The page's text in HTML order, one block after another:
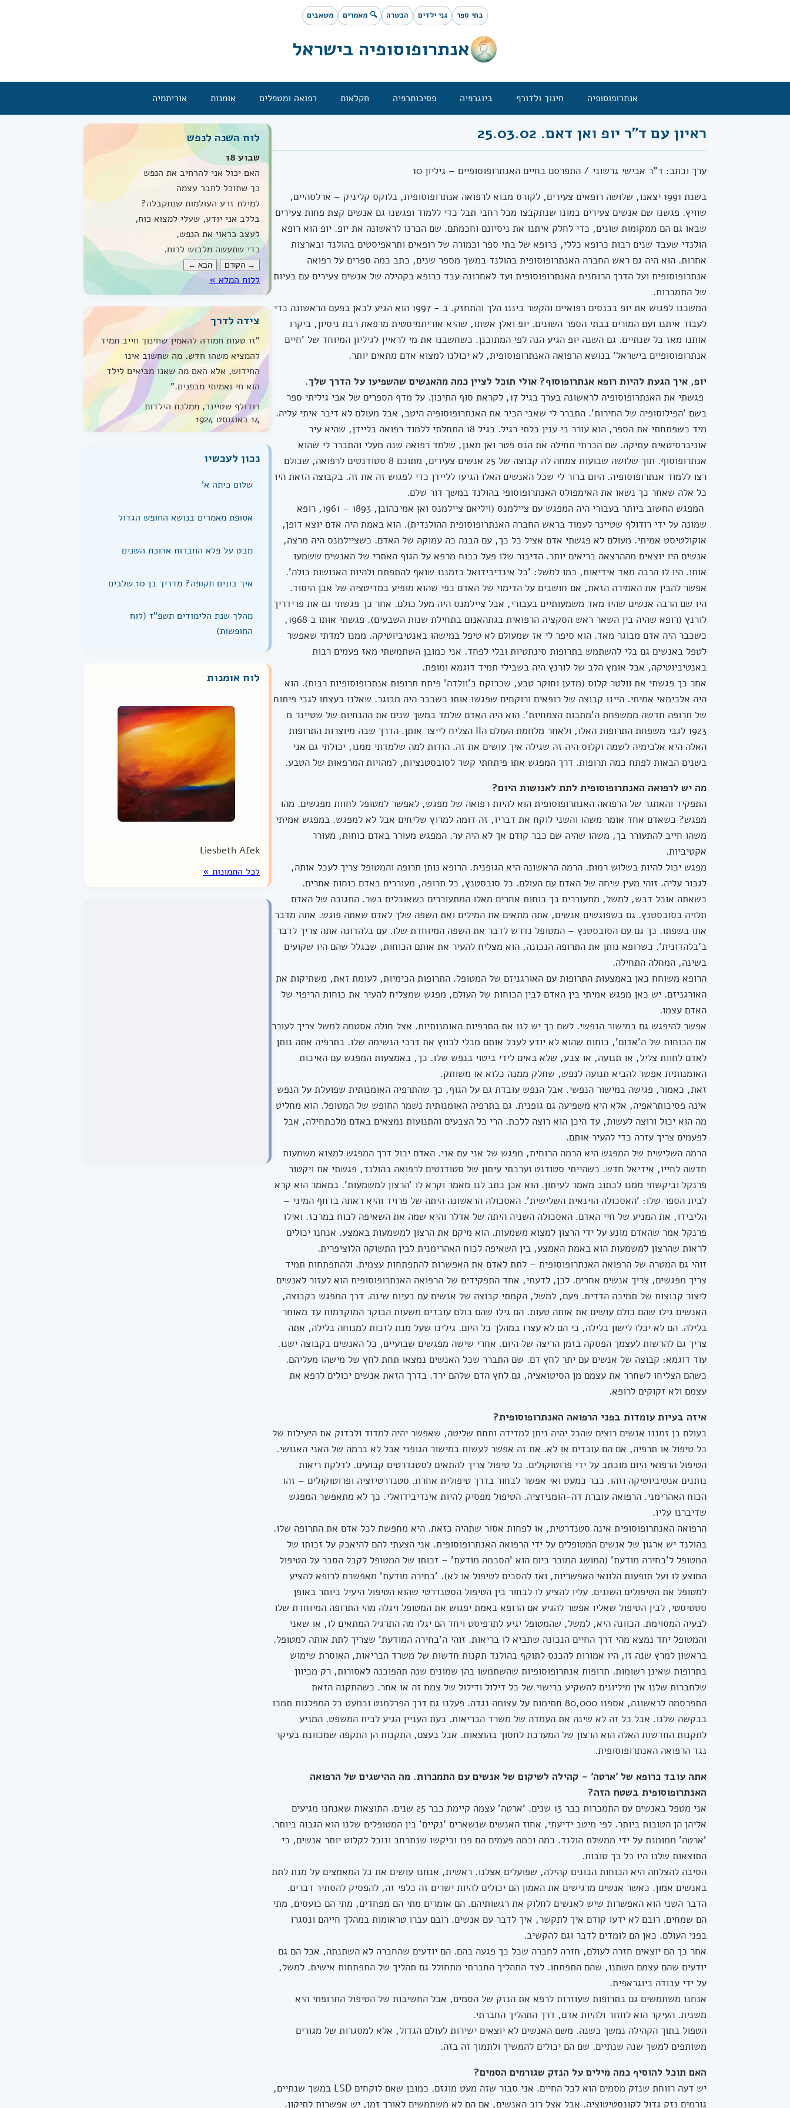
בתי ספר גני ילדים הכשרה 🔍 מאמרים משאבים
אנתרופוסופיה בישראל
אנתרופוסופיה חינוך ולדורף ביוגרפיה פסיכותרפיה חקלאות רפואה ומטפלים אומנות אוריתמיה
ראיון עם ד"ר יופ ואן דאם. 25.03.02
ערך וכתב: ד"ר אבישי גרשוני / התפרסם בחיים האנתרופוסופיים – גיליון 10
בשנת 1991 יצאנו, שלושה רופאים צעירים, לקורס מבוא לרפואה אנתרופוסופית, בלוקס קליניק – ארלסהיים,
שוויץ. פגשנו שם אנשים צעירים כמונו שנתקבצו מכל רחבי תבל כדי ללמוד ופגשנו גם אנשים קצת פחות צעירים
שבאו גם הם ממקומות שונים, כדי לחלק איתנו את ניסיונם וחכמתם. שם הכרנו לראשונה את יופ. יופ הוא רופא
הולנדי שעבד שנים רבות כרופא כללי, כרופא של בתי ספר וכמורה של רופאים ותראפיסטים בהולנד ובארצות
אחרות. הוא היה גם ראש החברה האנתרופוסופית בהולנד במשך מספר שנים, כתב כמה ספרים על רפואה
אנתרופוסופית ועל הדרך הרוחנית האנתרופוסופית ועד לאחרונה עבד כרופא בקהילה של אנשים צעירים עם בעיות
של התמכרות.
המשכנו לפגוש את יופ בכנסים רפואיים והקשר ביננו הלך והתחזק. ב - 1997 הוא הגיע לכאן בפעם הראשונה כדי
לעבוד איתנו ועם המורים בבתי הספר השונים. יופ ואלן אשתו, שהיא אוריתמיסטית מרפאת רבת ניסיון, ביקרו
אותנו מאז כל שנתיים. גם השנה יופ הגיע הנה לפי המתוכנן. כשחשבנו את מי לראיין לגיליון המיוחד של 'חיים
אנתרופוסופיים בישראל' בנושא הרפואה האנתרופוסופית, לא יכולנו למצוא אדם מתאים יותר.
יופ, איך הגעת להיות רופא אנתרופוסוף? אולי תוכל לציין כמה מהאנשים שהשפיעו על הדרך שלך.
פגשתי את האנתרופוסופיה לראשונה בערך בגיל 17, לקראת סוף התיכון. על מדף הספרים של אבי גיליתי ספר
בשם 'הפילוסופיה של החירות'. התברר לי שאבי הכיר את האנתרופוסופיה היטב, אבל מעולם לא דיבר איתי עליה.
מיד כשפתחתי את הספר, הוא עורר בי ענין בלתי רגיל. בגיל 18 התחלתי ללמוד רפואה בליידן, שהיא עיר
אוניברסיטאית עתיקה. שם הכרתי תחילה את הנס פטר ואן מאנן, שלמד רפואה שנה מעלי והתברר לי שהוא
אנתרופוסוף. תוך שלושה שבועות צמחה לה קבוצה של 25 אנשים צעירים, מתוכם 8 סטודנטים לרפואה, שכולם
רצו ללמוד אנתרופוסופיה. היום ברור לי שכל האנשים האלו הגיעו לליידן כדי לפגוש זה את זה. בקבוצה הזאת היו
כל אלה שאחר כך נשאו את האימפולס האנתרופוסופי בהולנד במשך דור שלם.
המפגש החשוב ביותר בעבורי היה המפגש עם ציילמנס (ויליאם ציילמנס ואן אמיכהובן, 1893 – 1961, רופא
שמונה על ידי רודולף שטיינר לעמוד בראש החברה האנתרופוסופית ההולנדית). הוא באמת היה אדם יוצא דופן,
אוקולטיסט אמיתי. מעולם לא פגשתי אדם אציל כל כך, עם הבנה כה עמוקה של האדם. כשציילמנס היה מרצה,
אנשים היו יוצאים מההרצאה בריאים יותר. הדיבור שלו פעל ככוח מרפא על הגוף האתרי של האנשים ששמעו
אותו. היו לו הרבה מאד אידיאות, כמו למשל: 'כל אינדיבידואל בזמננו שואף להתפתח ולהיות האנושות כולה'.
אפשר להבין את האמירה הזאת, אם חושבים על הדימוי של האדם כפי שהוא מופיע במדיטציה של אבן היסוד.
היו שם הרבה אנשים שהיו מאד משמעותיים בעבורי, אבל ציילמנס היה מעל כולם. אחר כך פגשתי גם את פרידריך
לורנץ (רופא שהיה בין השאר ראש הסקציה הרפואית בגתהאנום בתחילת שנות השבעים). פגשתי אותו ב 1968,
כשכבר היה אדם מבוגר מאד. הוא סיפר לי אז שמעולם לא טיפל במישהו באנטיביוטיקה. ממנו למדתי שאפשר
לטפל באנשים גם בלי להשתמש בתרופות סינתטיות ובלי לפחד. אני כמובן השתמשתי מאז פעמים רבות
באנטיביוטיקה, אבל אומץ הלב של לורנץ היה בשבילי תמיד דוגמא ומופת.
אחר כך פגשתי את וולטר קלוס (מדען וחוקר טבע, שכרוקח ב'וולדה' פיתח תרופות אנתרופוסופיות רבות). הוא
היה אלכימאי אמיתי. היינו קבוצה של רופאים ורוקחים שפגשו אותו כשכבר היה מבוגר. שאלנו בעצתו לגבי פיתוח
של תרופה חדשה ממשפחת ה'מתכות הצמחיות'. הוא היה האדם שלמד במשך שנים את ההנחיות של שטיינר מ
1923 לגבי משפחת התרופות האלו, ולאחר מלחמת העולם הII הצליח לייצר אותן. הדרך שבה מיוצרות התרופות
האלה היא אלכימיה לשמה וקלוס היה זה שגילה איך עושים את זה. הודות למה שלמדתי ממנו, יכולתי גם אני
בשנים הבאות לפתח כמה תרופות. דרך המפגש אתו פיתחתי קשר לסובסטנציות, למהויות המרפאות של הטבע.
מה יש לרפואה האנתרופוסופית לתת לאנושות היום?
התפקיד והאתגר של הרפואה האנתרופוסופית הוא להיות רפואה של מפגש, לאפשר למטופל לחוות מפגשים. מהו
מפגש? כשאדם אחד אומר משהו והשני לוקח את דבריו, זה דומה למרוץ שליחים אבל לא למפגש. במפגש אמיתי
משהו חייב להתעורר בך, משהו שהיה שם כבר קודם אך לא היה ער. המפגש מעורר באדם כוחות, מעורר
אקטיביות.
מפגש יכול להיות בשלוש רמות. הרמה הראשונה היא הגופנית. הרופא נותן תרופה והמטופל צריך לעכל אותה,
לגבור עליה. זוהי מעין שיחה של האדם עם העולם. כל סובסטנץ, כל תרופה, מעוררים באדם כוחות אחרים.
כשאתה אוכל דבש, למשל, מתעוררים בך כוחות אחרים מאלו המתעוררים כשאוכלים בשר. התגובה של האדם
תלויה בסובסטנץ. גם כשפוגשים אנשים, אתה מתאים את המילים ואת השפה שלך לאדם שאתה פוגש. אתה מדבר
אתו בשפתו. כך גם עם הסובסטנץ – המטופל נדרש לדבר את השפה המיוחדת שלו. עם בלהדונה אתה צריך לדבר
ב'בלהדונית'. כשרופא נותן את התרופה הנכונה, הוא מצליח להעיר את אותם הכוחות, שבגלל שהם היו שקועים
בשינה, המחלה התחילה.
הרופא משוחח כאן באמצעות התרופות עם האורגניזם של המטופל. התרופות הכימיות, לעומת זאת, משתיקות את
האורגניזם. יש כאן מפגש אמיתי בין האדם לבין הכוחות של העולם, מפגש שמצליח להעיר את כוחות הריפוי של
האדם עצמו.
אפשר להיפגש גם במישור הנפשי. לשם כך יש לנו את התרפיות האומנותיות. אצל חולה אסטמה למשל צריך לעורר
את הכוחות של ה'אדום', כוחות שהוא לא יודע לעכל אותם מבלי לכווץ את דרכי הנשימה שלו. בתרפיה אתה נותן
לאדם לחוות צליל, או תנועה, או צבע, שלא באים לידי ביטוי בנפש שלו. כך, באמצעות המפגש עם האיכות
האומנותית אפשר להביא תנועה לנפש, שחלק ממנה כלוא או משותק.
זאת, כאמור, פגישה במישור הנפשי. אבל הנפש עובדת גם על הגוף, כך שהתרפיה האומנותית שפועלת על הנפש
אינה פסיכותראפיה, אלא היא משפיעה גם גופנית. גם בתרפיה האומנותית נשמר החופש של המטופל. הוא מחליט
מה הוא יכול ורוצה לעשות, עד היכן הוא רוצה ללכת. הרי כל הצבעים והתנועות נמצאים באדם מלכתחילה, אבל
לפעמים צריך עזרה כדי להעיר אותם.
הרמה השלישית של המפגש היא הרמה הרוחית, מפגש של אני עם אני. האדם יכול דרך המפגש למצוא משמעות
חדשה לחייו, אידיאל חדש. כשהייתי סטודנט וערכתי עיתון של סטודנטים לרפואה בהולנד, פגשתי את ויקטור
פרנקל וביקשתי ממנו לכתוב מאמר לעיתון. הוא אכן כתב לנו מאמר וקרא לו 'הרצון למשמעות'. במאמר הוא קרא
לבית הספר שלו: 'האסכולה הוינאית השלישית'. האסכולה הראשונה היתה של פרויד והיא ראתה בדחף המיני –
הליבידו, את המניע של חיי האדם. האסכולה השניה היתה של אדלר והיא שמה את השאיפה לכוח במרכז. ואילו
פרנקל אמר שהאדם מונע על ידי הרצון למצוא משמעות. הוא מיקם את הרצון למשמעות באמצע. אנחנו יכולים
לראות שהרצון למשמעות הוא באמת האמצע, בין השאיפה לכוח האהרימנית לבין התשוקה הלוציפרית.
זוהי גם המטרה של הרפואה האנתרופוסופית – לתת לאדם את האפשרות להתפתחות עצמית. ולהתפתחות תמיד
צריך מפגשים, צריך אנשים אחרים. לכן, לדעתי, אחד התפקידים של הרפואה האנתרופוסופית הוא לעזור לאנשים
ליצור קבוצות של תמיכה הדדית. פעם, למשל, הקמתי קבוצה של אנשים עם בעיות שינה. דרך המפגש בקבוצה,
האנשים גילו שהם כולם עושים את אותה טעות. הם גילו שהם כולם עובדים משעות הבוקר המוקדמות עד מאוחר
בלילה. הם לא יכלו לישון בלילה, כי הם לא עצרו במהלך כל היום. גילינו שעל מנת לזכות למנוחה בלילה, אתה
צריך גם להרשות לעצמך הפסקה בזמן הריצה של היום. אחרי שישה מפגשים שבועיים, כל האנשים בקבוצה ישנו.
עוד דוגמא: קבוצה של אנשים עם יתר לחץ דם. שם התברר שכל האנשים נמצאו תחת לחץ של מישהו מעליהם.
כשהם הצליחו לשחרר את עצמם מן הסיטואציה, גם לחץ הדם שלהם ירד. בדרך הזאת אנשים יכולים לרפא את
עצמם ולא זקוקים לרופא.
איזה בעיות עומדות בפני הרפואה האנתרופוסופית?
בעולם בן זמננו אנשים רוצים שהכל יהיה ניתן למדידה ותחת שליטה, שאפשר יהיה למדוד ולבדוק את היעילות של
כל טיפול או תרפיה, אם הם עובדים או לא. את זה אפשר לעשות במישור הגופני אבל לא ברמה של האני האנושי.
הטיפול הרפואי היום מוכתב על ידי פרוטוקולים. כל טיפול צריך להתאים לסטנדרטים קבועים. לדלקת ריאות
נותנים אנטיביוטיקה וזהו. כבר כמעט ואי אפשר לבחור בדרך טיפולית אחרת. סטנדרטיזציה ופרוטוקולים – זהו
הכוח האהרימני. הרפואה עוברת דה-הומניזציה. הטיפול מפסיק להיות אינדיבידואלי. כך לא מתאפשר המפגש
שדיברנו עליו.
הרפואה האנתרופוסופית אינה סטנדרטית, או לפחות אסור שתהיה כזאת. היא מחפשת לכל אדם את התרופה שלו.
בהולנד יש ארגון של אנשים המטופלים על ידי הרפואה האנתרופוסופית. אני הצעתי להם להיאבק על זכותו של
המטופל ל'בחירה מודעת' (המושג המוכר כיום הוא 'הסכמה מודעת' – זכותו של המטופל לקבל הסבר על הטיפול
המוצע לו ועל תופעות הלוואי האפשריות, ואז להסכים לטיפול או לא). 'בחירה מודעת' מאפשרת לרופא להציע
למטופל את הטיפולים השונים. עליו להציע לו לבחור בין הטיפול הסטנדרטי שהוא הטיפול היעיל ביותר באופן
סטטיסטי, לבין הטיפול שאליו אפשר להגיע אם הרופא באמת יפגוש את המטופל ויגלה מהי התרופה המיוחדת שלו
לבעיה המסוימת. הכוונה היא, למשל, שהמטופל יגיע לתרפיסט ויחד הם יגלו מה התרגיל המתאים לו, או שאני
והמטופל יחד נמצא מהי דרך החיים הנכונה שתביא לו בריאות. זוהי ה'בחירה המודעת' שצריך לתת אותה למטופל.
בראשון למרץ שנה זו, היו אמורות להכנס לתוקף בהולנד תקנות חדשות של משרד הבריאות, האוסרת שימוש
בתרופות שאינן רשומות. תרופות אנתרופוסופיות שהשתמשו בהן שמונים שנה תהפוכנה לאסורות, רק מכיוון
שלחברות שלנו אין מיליונים להשקיע ברישוי של כל דילול ודילול של צמח זה או אחר. כשהתקנה הזאת
התפרסמה לראשונה, אספנו 80,000 חתימות על עצומה נגדה. פעלנו גם דרך הפרלמנט וכמעט כל המפלגות תמכו
בבקשה שלנו. אבל כל זה לא שינה את העמדה של משרד הבריאות. כעת העניין הגיע לבית המשפט. המניע
לתקנות החדשות האלה הוא הרצון של המערכת לחסוך בהוצאות. אבל בעצם, התקנות הן התקפה שמכוונת בעיקר
נגד הרפואה האנתרופוסופית.
אתה עובד כרופא של 'ארטה' - קהילה לשיקום של אנשים עם התמכרות. מה ההישגים של הרפואה
האנתרופוסופית בשטח הזה?
אני מטפל באנשים עם התמכרות כבר 13 שנים. 'ארטה' עצמה קיימת כבר 25 שנים. התוצאות שאנחנו מגיעים
אליהן הן הטובות ביותר. לפי מיטב ידיעתי, אחוז האנשים שנשארים 'נקיים' בין המטופלים שלנו הוא הגבוה ביותר.
'ארטה' ממומנת על ידי ממשלת הולנד. כמה וכמה פעמים הם פנו וביקשו שנתרחב ונוכל לקלוט יותר אנשים, כי
התוצאות שלנו היו כל כך טובות.
הסיבה להצלחה היא הכוחות הבונים קהילה, שפועלים אצלנו. ראשית, אנחנו עושים את כל המאמצים על מנת לתת
באנשים אמון. כאשר אנשים מרגישים את האמון הם יכולים להיות ישרים זה כלפי זה, להפסיק להסתיר דברים.
הדבר השני הוא האפשרות שיש לאנשים לחלוק את רגשותיהם. הם אומרים מתי הם מפחדים, מתי הם כועסים, מתי
הם שמחים. רובם לא ידעו קודם איך לתקשר, איך לדבר עם אנשים. רובם עברו טראומות במהלך חייהם ונסגרו
בפני העולם. כאן הם לומדים לדבר וגם להקשיב.
אחר כך הם יוצאים חזרה לעולם, חזרה לחברה שכל כך פגעה בהם. הם יודעים שהחברה לא השתנתה, אבל הם גם
יודעים שהם עצמם השתנו, שהם התפתחו. לצד התהליך החברתי מתחולל גם תהליך של התפתחות אישית. למשל,
על ידי עבודה ביוגראפית.
אנחנו משתמשים גם בתרופות שעוזרות לרפא את הנזק של הסמים, אבל החשיבות של הטיפול התרופתי היא
משנית. העיקר הוא לחזור ולהיות אדם, דרך התהליך החברתי.
הטפול בתוך הקהילה נמשך כשנה. משם האנשים לא יוצאים ישירות לעולם הגדול, אלא למסגרות של מגורים
משותפים למשך שנה שנתיים. שם הם יכולים להמשיך ולתמוך זה בזה.
האם תוכל להוסיף כמה מילים על הנזק שגורמים הסמים?
יש דעה רווחת שנזק מסמים הוא לכל החיים. אני סבור שזה מעט מוגזם. כמובן שאם לוקחים LSD במשך שנתיים,
גורמים נזק גדול לקונסטיטוציה. אבל אצל רוב האנשים, אם הם לא משתמשים לאורך זמן, יש אפשרות לתיקון.
לוח השנה לנפש
שבוע 18
האם יכול אני להרחיב את הנפש
כך שתוכל לחבר עצמה
למילת זרע העולמות שנתקבלה?
בללב אני יודע, שעלי למצוא כוח,
לעצב כראוי את הנפש,
כדי שתעשה מלבוש לרוח.
→ הקודם הבא ←
ללוח המלא »
צידה לדרך
"זו טעות חמורה להאמין שחינוך חייב תמיד
להמציא משהו חדש. מה שחשוב אינו
החידוש, אלא האם מה שאנו מביאים לילד
הוא חי ואמיתי מבפנים."
רודולף שטיינר, ממלכת הילדות
14 באוגוסט 1924
נכון לעכשיו
שלום כיתה א'
אסופת מאמרים בנושא החופש הגדול
מבט על פלא החברות ארוכת השנים
איך בונים תקופה? מדריך בן 10 שלבים
מהלך שנת הלימודים תשפ"ז (לוח
החופשות)
לוח אומנות
Liesbeth Afek
לכל התמונות »